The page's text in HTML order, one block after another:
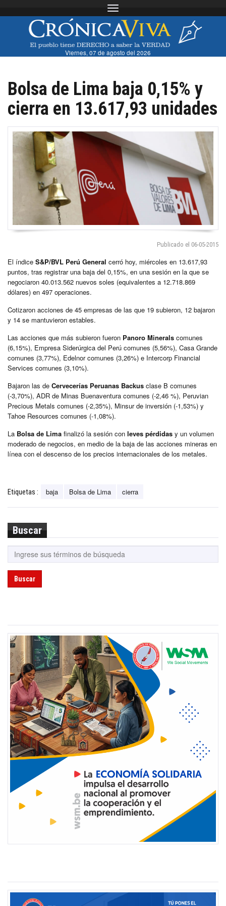
Toggle navigation
Viernes, 07 de agosto del 2026
Bolsa de Lima baja 0,15% y
cierra en 13.617,93 unidades
Publicado el 06-05-2015
El índice S&P/BVL Perú General cerró hoy, miércoles en 13.617,93
puntos, tras registrar una baja del 0,15%, en una sesión en la que se
negociaron 40.013.562 nuevos soles (equivalentes a 12.718.869
dólares) en 497 operaciones.
Cotizaron acciones de 45 empresas de las que 19 subieron, 12 bajaron
y 14 se mantuvieron estables.
Las acciones que más subieron fueron Panoro Minerals comunes
(6,15%), Empresa Siderúrgica del Perú comunes (5,56%), Casa Grande
comunes (3,77%), Edelnor comunes (3,26%) e Intercorp Financial
Services comunes (3,10%).
Bajaron las de Cervecerías Peruanas Backus clase B comunes
(-3,70%), ADR de Minas Buenaventura comunes (-2,46 %), Peruvian
Precious Metals comunes (-2,35%), Minsur de inversión (-1,53%) y
Tahoe Resources comunes (-1,08%).
La Bolsa de Lima finalizó la sesión con leves pérdidas y un volumen
moderado de negocios, en medio de la baja de las acciones mineras en
línea con el descenso de los precios internacionales de los metales.
Etiquetas : baja Bolsa de Lima cierra
Buscar
Buscar